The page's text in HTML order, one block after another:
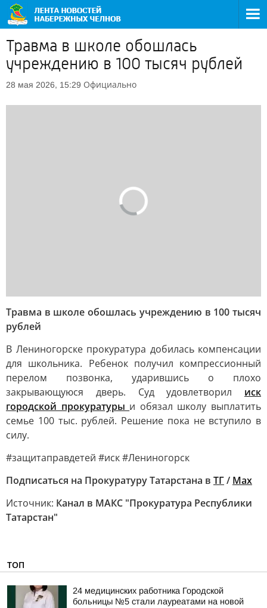
Травма в школе обошлась
учреждению в 100 тысяч рублей
28 мая 2026, 15:29 Официально
Травма в школе обошлась учреждению в 100 тысяч
рублей
В Лениногорске прокуратура добилась компенсации
для школьника. Ребенок получил компрессионный
перелом позвонка, ударившись о плохо
закрывающуюся дверь. Суд удовлетворил иск
городской прокуратуры и обязал школу выплатить
семье 100 тыс. рублей. Решение пока не вступило в
силу.
#защитаправдетей #иск #Лениногорск
Подписаться на Прокуратуру Татарстана в ТГ/ Max
Источник: Канал в МАКС "Прокуратура Республики
Татарстан"
ТОП
24 медицинских работника Городской
больницы №5 стали лауреатами на новой